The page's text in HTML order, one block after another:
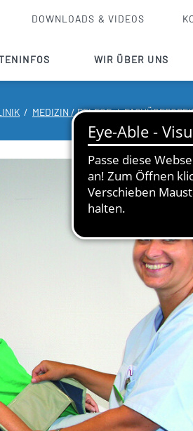
DOWNLOADS & VIDEOS
/ Besuchdienst
WIR ÜBER UNS
Ansprechpartner
Pflegedienst
Unsere Küche
Info von A bis Z
Hausordnung
Strukturierter
Qualitätsmanagement
Energiemanagement
Förderverein
Patientenfürsprecherin
MEDIZIN / PFLEGE